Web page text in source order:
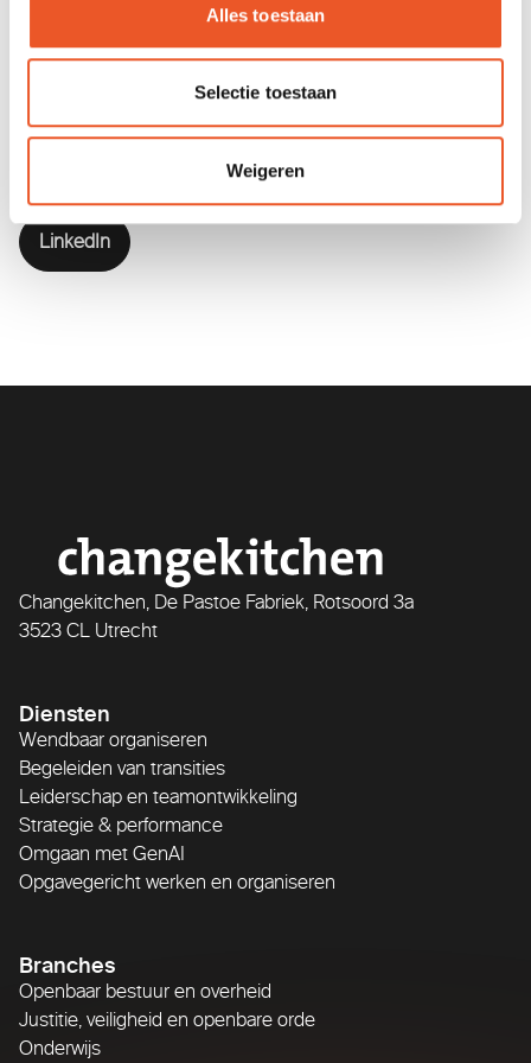
Alles toestaan
Selectie toestaan
Weigeren
Je kunt bij Maarten terecht voor:
Strategie- en samenwerkingsvraagstukken,
Organisatieontwikkeling, Organisatieinrichting en –besturing
LinkedIn
Changekitchen, De Pastoe Fabriek, Rotsoord 3a
3523 CL Utrecht
Diensten
Wendbaar organiseren
Begeleiden van transities
Leiderschap en teamontwikkeling
Strategie & performance
Omgaan met GenAI
Opgavegericht werken en organiseren
Branches
Openbaar bestuur en overheid
Justitie, veiligheid en openbare orde
Onderwijs